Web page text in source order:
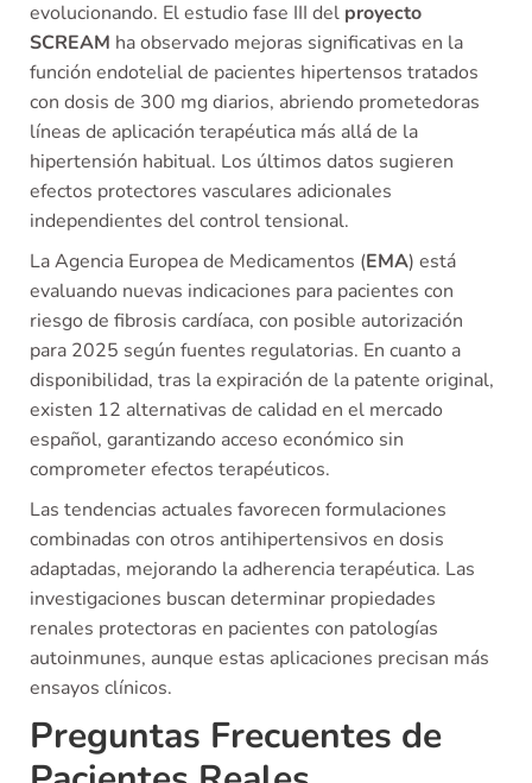
evolucionando. El estudio fase III del proyecto
SCREAM ha observado mejoras significativas en la
función endotelial de pacientes hipertensos tratados
con dosis de 300 mg diarios, abriendo prometedoras
líneas de aplicación terapéutica más allá de la
hipertensión habitual. Los últimos datos sugieren
efectos protectores vasculares adicionales
independientes del control tensional.
La Agencia Europea de Medicamentos (EMA) está
evaluando nuevas indicaciones para pacientes con
riesgo de fibrosis cardíaca, con posible autorización
para 2025 según fuentes regulatorias. En cuanto a
disponibilidad, tras la expiración de la patente original,
existen 12 alternativas de calidad en el mercado
español, garantizando acceso económico sin
comprometer efectos terapéuticos.
Las tendencias actuales favorecen formulaciones
combinadas con otros antihipertensivos en dosis
adaptadas, mejorando la adherencia terapéutica. Las
investigaciones buscan determinar propiedades
renales protectoras en pacientes con patologías
autoinmunes, aunque estas aplicaciones precisan más
ensayos clínicos.
Preguntas Frecuentes de